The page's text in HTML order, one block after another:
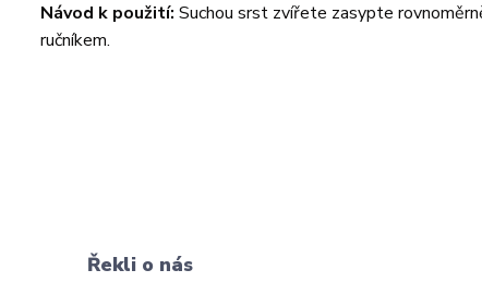
Návod k použití: Suchou srst zvířete zasypte
ručníkem.
Řekli o nás